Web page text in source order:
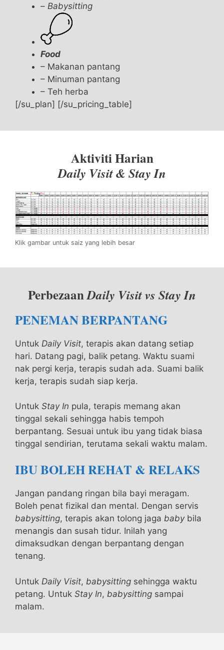
– Babysitting
Food
– Makanan pantang
– Minuman pantang
– Teh herba
[/su_plan] [/su_pricing_table]
Aktiviti Harian
Daily Visit & Stay In
Klik gambar untuk saiz yang lebih besar
PerbezaanDaily Visit vs Stay In
PENEMAN BERPANTANG
Untuk Daily Visit, terapis akan datang setiap
hari. Datang pagi, balik petang. Waktu suami
nak pergi kerja, terapis sudah ada. Suami balik
kerja, terapis sudah siap kerja.
Untuk Stay In pula, terapis memang akan
tinggal sekali sehingga habis tempoh
berpantang. Sesuai untuk ibu yang tidak biasa
tinggal sendirian, terutama sekali waktu malam.
IBU BOLEH REHAT & RELAKS
Jangan pandang ringan bila bayi meragam.
Boleh penat fizikal dan mental. Dengan servis
babysitting, terapis akan tolong jaga babybila
menangis dan susah tidur. Inilah yang
dimaksudkan dengan berpantang dengan
tenang.
Untuk Daily Visit, babysitting sehingga waktu
petang. Untuk Stay In, babysitting sampai
malam.